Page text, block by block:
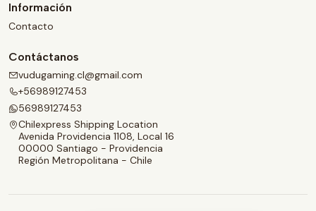
Información
Contacto
Contáctanos
vudugaming.cl@gmail.com
+56989127453
56989127453
Chilexpress Shipping Location
Avenida Providencia 1108, Local 16
00000 Santiago - Providencia
Región Metropolitana - Chile